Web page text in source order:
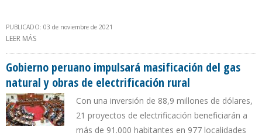
PUBLICADO: 03 de noviembre de 2021
LEER MÁS
Gobierno peruano impulsará masificación del gas
natural y obras de electrificación rural
Con una inversión de 88,9 millones de dólares,
21 proyectos de electrificación beneficiarán a
más de 91.000 habitantes en 977 localidades